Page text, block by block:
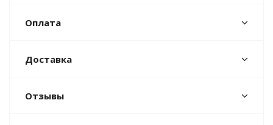
Оплата
Доставка
Отзывы